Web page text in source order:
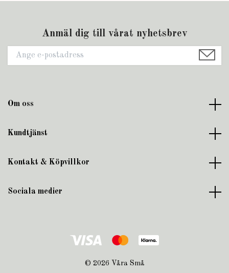
Anmäl dig till vårat nyhetsbrev
Om oss
Kundtjänst
Kontakt & Köpvillkor
Sociala medier
© 2026 Våra Små